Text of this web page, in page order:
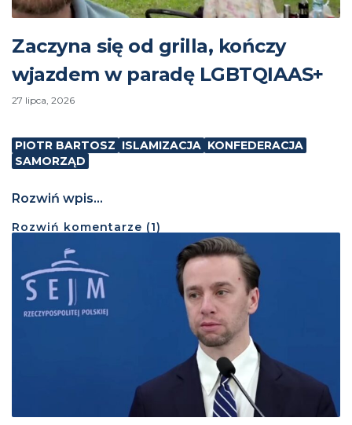
Zaczyna się od grilla, kończy
wjazdem w paradę LGBTQIAAS+
27 lipca, 2026
PIOTR BARTOSZ ISLAMIZACJA KONFEDERACJA
SAMORZĄD
Rozwiń wpis...
Rozwiń komentarze (1)